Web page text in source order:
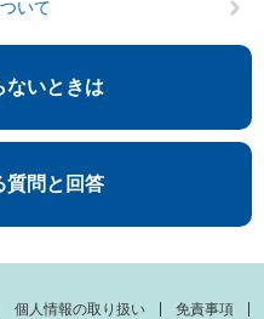
いて
ないときは
質問と回答
個人情報の取り扱い 免責事項